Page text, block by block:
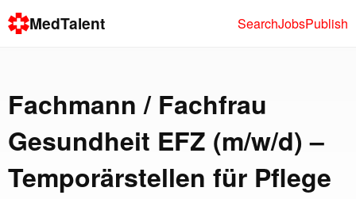
MedTalent SearchJobsPublish
Fachmann / Fachfrau
Gesundheit EFZ (m/w/d) –
Temporärstellen für Pflege